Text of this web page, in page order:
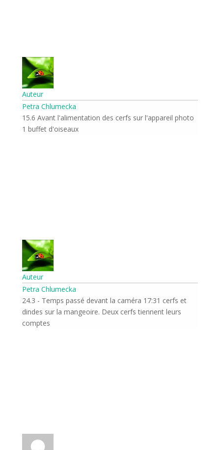
Auteur
Petra Chlumecka
15.6 Avant l'alimentation des cerfs sur l'appareil photo
1 buffet d'oiseaux
Auteur
Petra Chlumecka
24.3 - Temps passé devant la caméra 17:31 cerfs et
dindes sur la mangeoire. Deux cerfs tiennent leurs
comptes